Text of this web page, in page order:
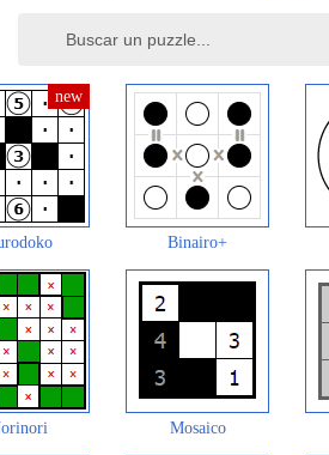
Binairo+
Mosaico